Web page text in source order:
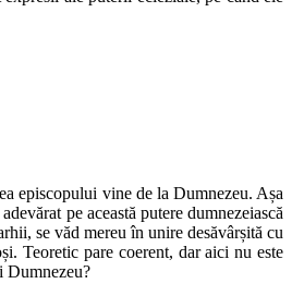
episcopului vine de la Dumnezeu. Așa
pe această putere dumnezeiască
se văd mereu în unire desăvârșită cu
Teoretic pare coerent, dar aici nu este
Dumnezeu?